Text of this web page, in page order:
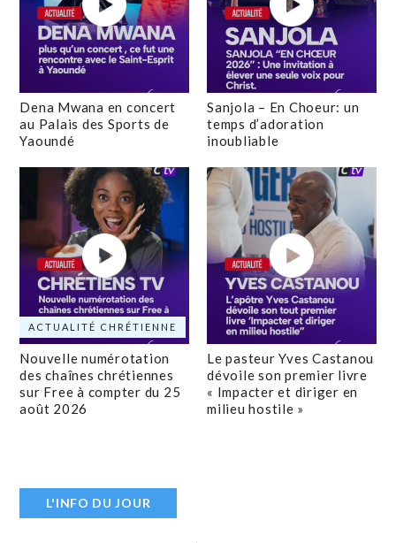
Dena Mwana en concert
au Palais des Sports de
Yaoundé
Sanjola – En Choeur: un
temps d’adoration
inoubliable
ACTUALITÉ CHRÉTIENNE
Nouvelle numérotation
des chaînes chrétiennes
sur Free à compter du 25
août 2026
Le pasteur Yves Castanou
dévoile son premier livre
« Impacter et diriger en
milieu hostile »
L'INFO DU JOUR